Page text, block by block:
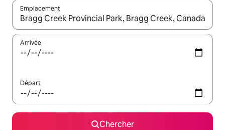
Emplacement
Quand les résultats sont affichés, parcourez-les en utilisant
Arrivée
Départ
Chercher